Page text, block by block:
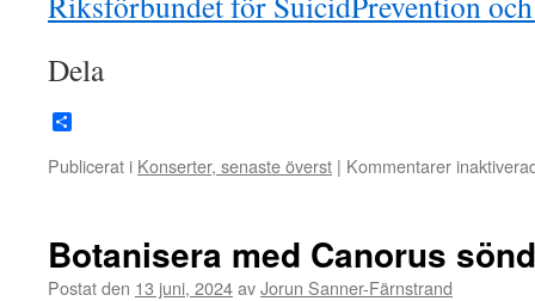
Dela
Publicerat i Konserter, senaste överst | Kommentarer
Botanisera med Canorus
Postat den 13 juni, 2024avJorun Sanner-Färnstrand